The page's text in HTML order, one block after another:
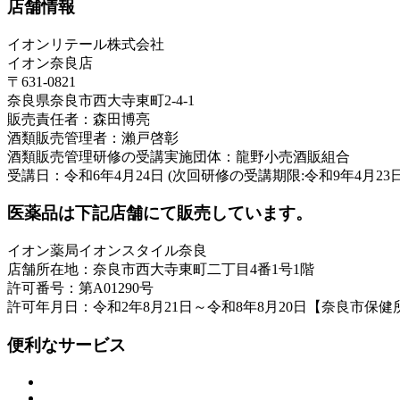
店舗情報
イオンリテール株式会社
イオン奈良店
〒631-0821
奈良県奈良市西大寺東町2-4-1
販売責任者：森田博亮
酒類販売管理者：瀨戸啓彰
酒類販売管理研修の受講実施団体：龍野小売酒販組合
受講日：令和6年4月24日 (次回研修の受講期限:令和9年4月23
医薬品は下記店舗にて販売しています。
イオン薬局イオンスタイル奈良
店舗所在地：奈良市西大寺東町二丁目4番1号1階
許可番号：第A01290号
許可年月日：令和2年8月21日～令和8年8月20日【奈良市保健
便利なサービス